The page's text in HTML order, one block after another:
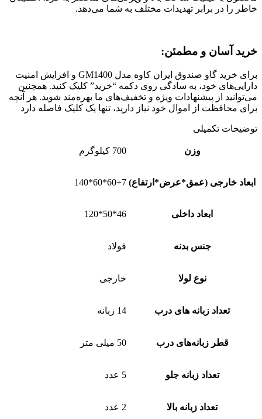
خاطر را در برابر تهدیدات مختلف به شما می‌دهد.
خرید آسان و مطمئن:
برای خرید گاو صندوق ایران کاوه مدل GM1400 و افزایش امنیت
دارایی‌های خود، به سادگی روی دکمه “خرید” کلیک کنید. همچنین
می‌توانید از پیشنهادات ویژه و تخفیف‌های ما بهره‌مند شوید. هر آنچه
برای محافظت از اموال خود نیاز دارید، تنها یک کلیک فاصله دارد
توضیحات تکمیلی
وزن 700 کیلوگرم
ابعاد خارجی (عمق*عرض*ارتفاع) 60+7*60*140
ابعاد داخلی 46*50*120
جنس بدنه فولاد
نوع لولا خارجی
تعداد زبانه های درب 14 زبانه
قطر زبانه‌های درب 50 میلی متر
تعداد زبانه جلو 5 عدد
تعداد زبانه بالا 2 عدد